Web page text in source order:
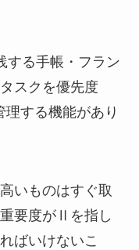
する手帳・フラン
スクを優先度
する機能があり
いものはすぐ取
要度がⅡを指し
ばいけないこ